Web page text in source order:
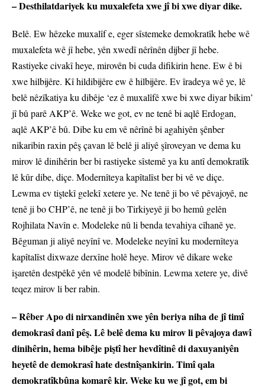
– Desthilatdariyek ku muxalefeta xwe jî bi xwe diyar dike.
Belê. Ew hêzeke muxalîf e, eger sîstemeke demokratîk hebe wê
muxalefeta wê jî hebe, yên xwedî nêrînên dijber jî hebe.
Rastiyeke civakî heye, mirovên bi cuda difikirin hene. Ew ê bi
xwe hilbijêre. Kî hildibijêre ew ê hilbijêre. Ev îradeya wê ye, lê
belê nêzîkatiya ku dibêje ‘ez ê muxalîfê xwe bi xwe diyar bikim’
jî bû parê AKP’ê. Weke we got, ev ne tenê bi aqlê Erdogan,
aqlê AKP’ê bû. Dibe ku em vê nêrînê bi agahiyên şênber
nikaribin raxin pêş çavan lê belê ji aliyê şîroveyan ve dema ku
mirov lê dinihêrin ber bi rastiyeke sîstemê ya ku antî demokratîk
lê kûr dibe, diçe. Modernîteya kapîtalîst ber bi vê ve diçe.
Lewma ev tiştekî gelekî xetere ye. Ne tenê ji bo vê pêvajoyê, ne
tenê ji bo CHP’ê, ne tenê ji bo Tirkiyeyê ji bo hemû gelên
Rojhilata Navîn e. Modeleke nû li benda tevahiya cîhanê ye.
Bêguman ji aliyê neyînî ve. Modeleke neyînî ku modernîteya
kapîtalîst dixwaze derxîne holê heye. Mirov vê dikare weke
işaretên destpêkê yên vê modelê bibînin. Lewma xetere ye, divê
teqez mirov li ber rabin.
– Rêber Apo di nirxandinên xwe yên beriya niha de jî timî
demokrasî danî pêş. Lê belê dema ku mirov li pêvajoya dawî
dinihêrin, hema bibêje piştî her hevdîtinê di daxuyaniyên
heyetê de demokrasî hate destnîşankirin. Timî qala
demokratîkbûna komarê kir. Weke ku we jî got, em bi